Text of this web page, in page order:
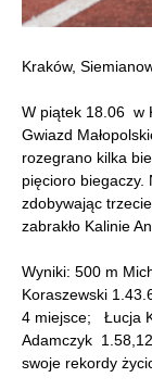
Kraków,
W piątek 18.06 w
Gwiazd
rozegrano kilka
pięcioro biegaczy.
zdobywając
zabrakło Kalinie
Wyniki: 500 m
Koraszewski
4 miejsce; Łucja
Adamczyk
swoje rekordy